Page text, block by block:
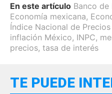
En este artículo Banco de
Economía mexicana,
Índice Nacional de
inflación México, INPC,
precios, tasa de interés
TE PUEDE